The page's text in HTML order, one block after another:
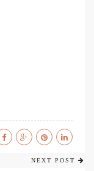
NEXT POST